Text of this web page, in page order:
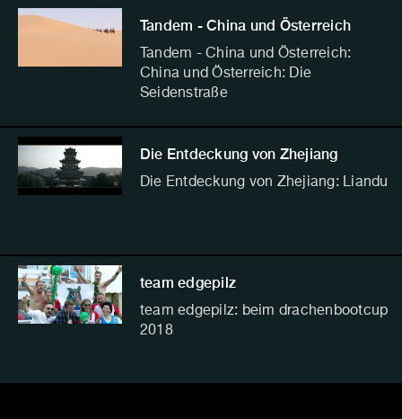
Tandem - China und Österreich
Tandem - China und Österreich:
China und Österreich: Die
Seidenstraße
Die Entdeckung von Zhejiang
Die Entdeckung von Zhejiang: Liandu
team edgepilz
team edgepilz: beim drachenbootcup
2018